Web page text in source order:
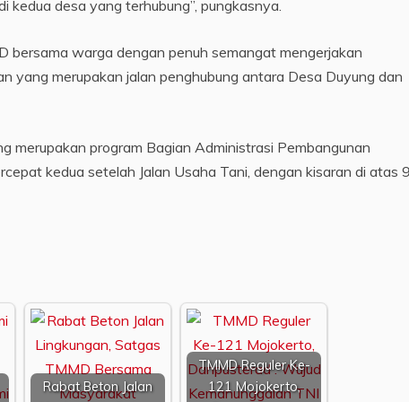
kedua desa yang terhubung”, pungkasnya.
bersama warga dengan penuh semangat mengerjakan
yang merupakan jalan penghubung antara Desa Duyung dan
merupakan program Bagian Administrasi Pembangunan
kedua setelah Jalan Usaha Tani, dengan kisaran di atas
Rabat Beton Jalan
TMMD Reguler Ke-
121 Mojokerto,